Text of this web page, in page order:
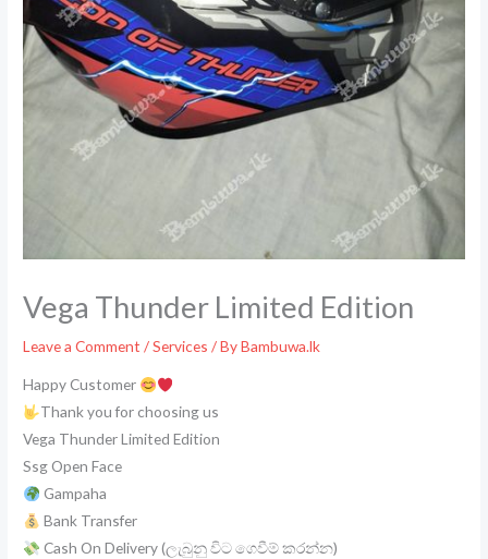
Vega Thunder Limited Edition
Leave a Comment /Services / ByBambuwa.lk
Happy Customer
Thank you for choosing us
Vega Thunder Limited Edition
Ssg Open Face
Gampaha
Bank Transfer
Cash On Delivery (ලැබුනු විට ගෙවීම් කරන්න)